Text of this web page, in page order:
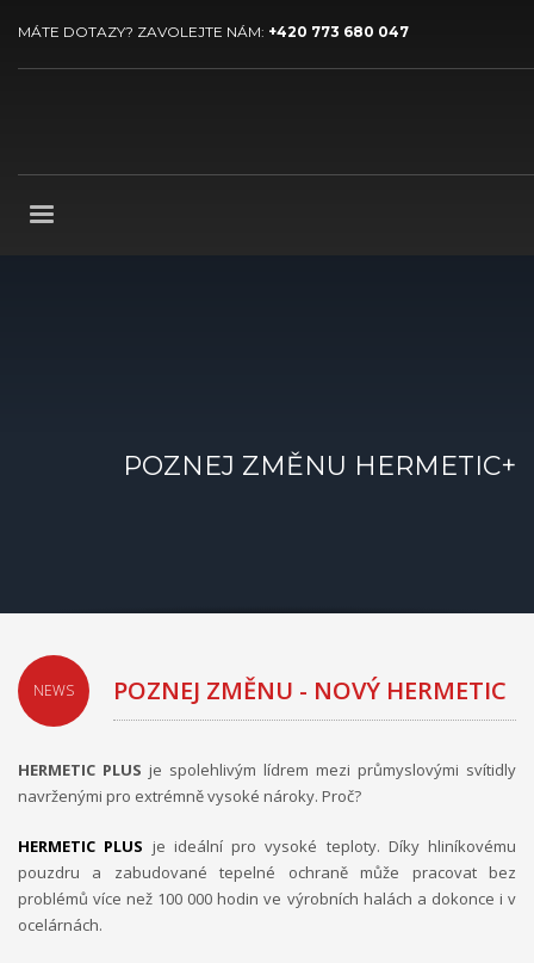
MÁTE DOTAZY? ZAVOLEJTE NÁM: +420 773 680 047
POZNEJ ZMĚNU HERMETIC+
NEWS POZNEJ ZMĚNU - NOVÝ HERMETIC
+
HERMETIC PLUS je spolehlivým lídrem mezi průmyslovými svítidly
navrženými pro extrémně vysoké nároky. Proč?
HERMETIC PLUS je ideální pro vysoké teploty. Díky hliníkovému
pouzdru a zabudované tepelné ochraně může pracovat bez
problémů více než 100 000 hodin ve výrobních halách a dokonce i v
ocelárnách.